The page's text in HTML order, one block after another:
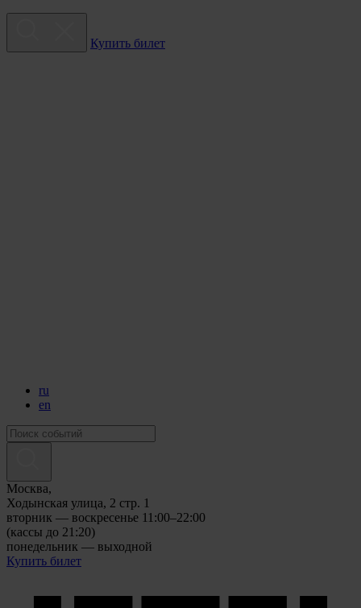
Купить билет
ru
en
Москва,
Ходынская улица, 2 стр. 1
вторник — воскресенье 11:00–22:00
(кассы до 21:20)
понедельник — выходной
Купить билет